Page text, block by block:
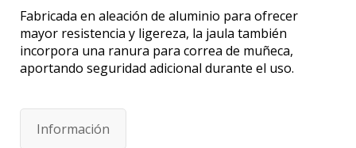
Fabricada en aleación de aluminio para ofrecer
mayor resistencia y ligereza, la jaula también
incorpora una ranura para correa de muñeca,
aportando seguridad adicional durante el uso.
Información